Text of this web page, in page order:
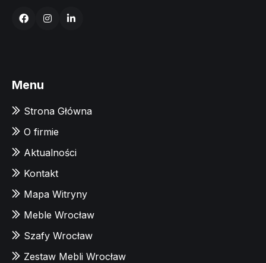
Menu
Strona Główna
O firmie
Aktualności
Kontakt
Mapa Witryny
Meble Wrocław
Szafy Wrocław
Zestaw Mebli Wrocław